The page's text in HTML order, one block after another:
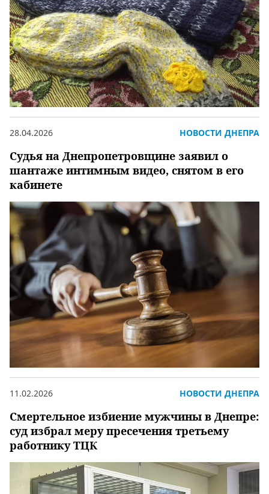
Судья на Днепропетровщине заявил о
шантаже интимным видео, снятом в его
кабинете
28.04.2026 НОВОСТИ ДНЕПРА
Смертельное избиение мужчины в Днепре:
суд избрал меру пресечения третьему
работнику ТЦК
11.02.2026 НОВОСТИ ДНЕПРА